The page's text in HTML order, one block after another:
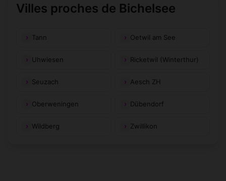
Villes proches de Bichelsee
Tann Oetwil am See
Uhwiesen Ricketwil (Winterthur)
Seuzach Aesch ZH
Oberweningen Dübendorf
Wildberg Zwillikon